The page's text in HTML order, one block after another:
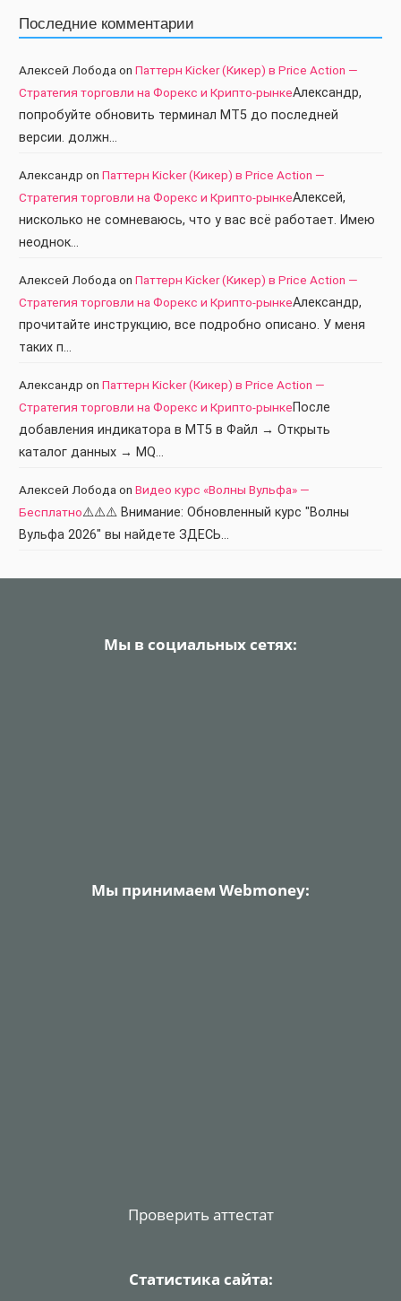
Последние комментарии
Алексей Лобода on Паттерн Kicker (Кикер) в Price Action —
Стратегия торговли на Форекс и Крипто-рынкеАлександр,
попробуйте обновить терминал МТ5 до последней
версии. должн…
Александр on Паттерн Kicker (Кикер) в Price Action —
Стратегия торговли на Форекс и Крипто-рынкеАлексей,
нисколько не сомневаюсь, что у вас всё работает. Имею
неоднок…
Алексей Лобода on Паттерн Kicker (Кикер) в Price Action —
Стратегия торговли на Форекс и Крипто-рынкеАлександр,
прочитайте инструкцию, все подробно описано. У меня
таких п…
Александр on Паттерн Kicker (Кикер) в Price Action —
Стратегия торговли на Форекс и Крипто-рынкеПосле
добавления индикатора в МТ5 в Файл → Открыть
каталог данных → MQ…
Алексей Лобода on Видео курс «Волны Вульфа» —
Бесплатно⚠️⚠️⚠️ Внимание: Обновленный курс "Волны
Вульфа 2026" вы найдете ЗДЕСЬ…
Мы в социальных сетях:
Мы принимаем Webmoney:
Проверить аттестат
Статистика сайта: